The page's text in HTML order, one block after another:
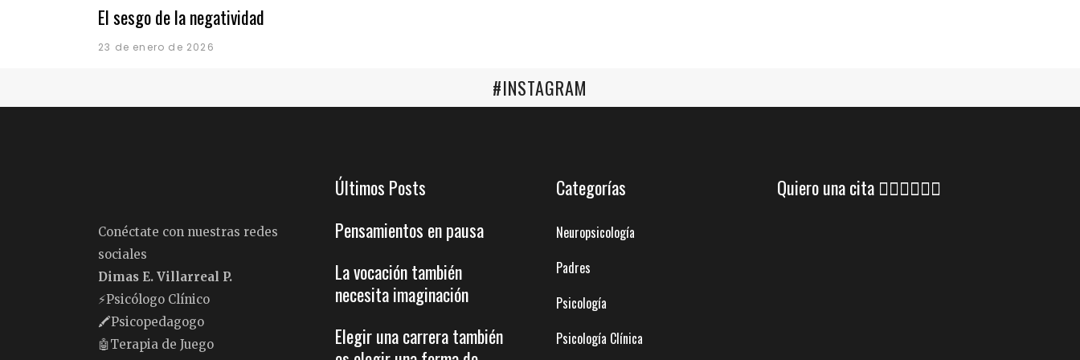
El sesgo de la negatividad
23 de enero de 2026
#INSTAGRAM
Conéctate con nuestras redes
sociales
Dimas E. Villarreal P.
⚡️Psicólogo Clínico
🖍Psicopedagogo
🤖Terapia de Juego
Últimos Posts
Pensamientos en pausa
La vocación también
necesita imaginación
Elegir una carrera también
Categorías
Neuropsicología
Padres
Psicología
Psicología Clínica
Quiero una cita 👇🏼👇🏼👇🏼